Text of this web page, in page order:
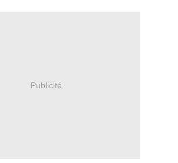
Publicité